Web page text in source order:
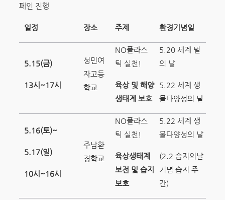
페인 진행
일정 장소 주제 환경기념일
5.15(금)
13시 ~17시
성민여
자고등
학교
NO플라스
틱 실천!
육상 및 해양
생태계 보호
5.20 세계 벌
의 날
5.22 세계 생
물다양성의 날
5.16(토)~
5.17(일)
10시 ~16시
주남환
경학교
NO플라스
틱 실천!
육상생태계
보전 및 습지
보호
5.22 세계 생
물다양성의 날
(2.2 습지의날
기념 습지 주
간)